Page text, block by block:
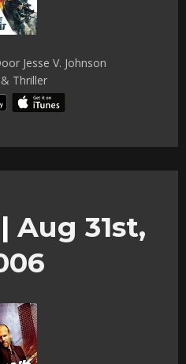
Jesse V. Johnson
Thriller
| Aug 31st,